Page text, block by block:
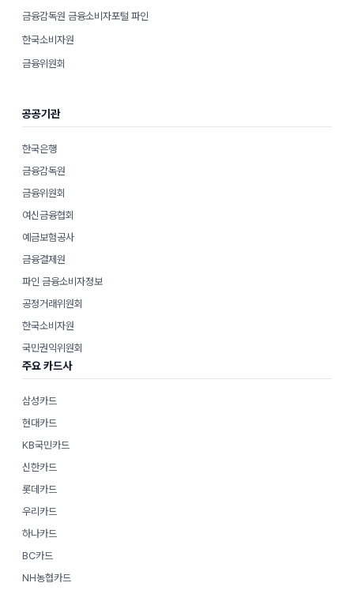
금융감독원 금융소비자포털 파인
한국소비자원
금융위원회
공공기관
한국은행
금융감독원
금융위원회
여신금융협회
예금보험공사
금융결제원
파인 금융소비자정보
공정거래위원회
한국소비자원
국민권익위원회
주요 카드사
삼성카드
현대카드
KB국민카드
신한카드
롯데카드
우리카드
하나카드
BC카드
NH농협카드